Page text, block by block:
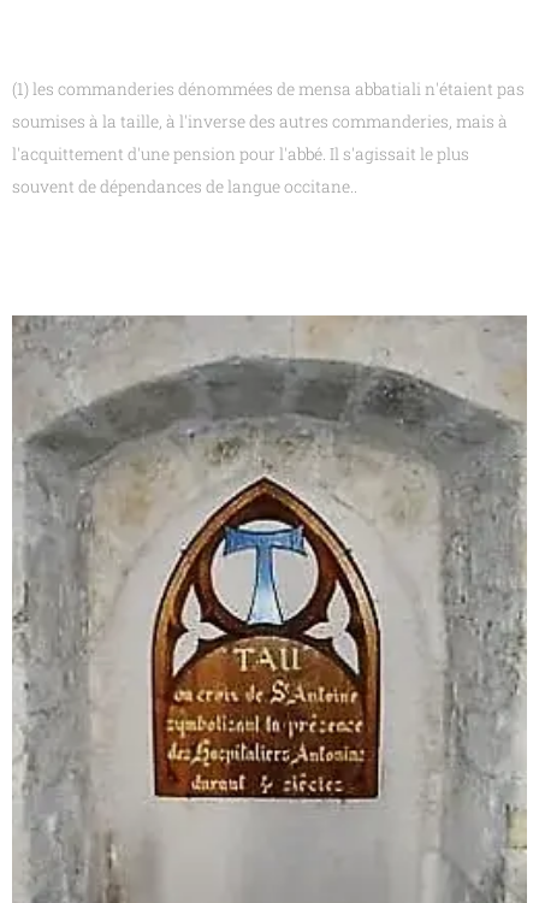
(1) les commanderies dénommées de mensa abbatiali n'étaient pas
soumises à la taille, à l'inverse des autres commanderies, mais à
l'acquittement d'une pension pour l'abbé. Il s'agissait le plus
souvent de dépendances de langue occitane..